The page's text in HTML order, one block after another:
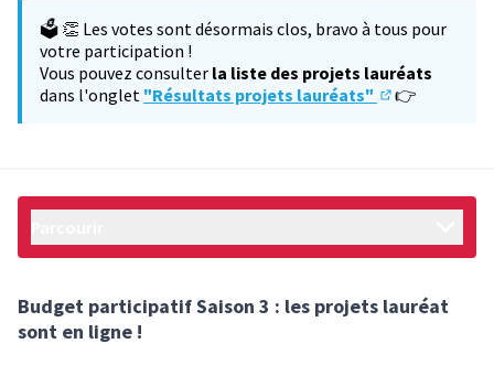
🗳️ 👏 Les votes sont désormais clos, bravo à tous pour
votre participation !
Vous pouvez consulter la liste des projets lauréats
dans l'onglet "Résultats projets lauréats" 👉
Budget participatif Saison 3 : les projets lauréat
sont en ligne !